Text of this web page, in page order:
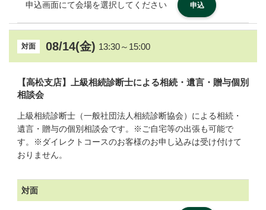
申込画面にて会場を選択してください 申込
対面 08/14(金) 13:30～15:00
【高松支店】上級相続診断士による相続・遺言・贈与個別
相談会
上級相続診断士（一般社団法人相続診断協会）による相続・
遺言・贈与の個別相談会です。※ご自宅等の出張も可能で
す。※ダイレクトコースのお客様のお申し込みは受け付けて
おりません。
対面